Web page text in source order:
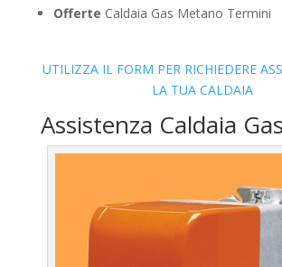
Offerte Caldaia Gas Metano Termini
UTILIZZA IL FORM PER RICHIEDERE
LA TUA CALDAIA
Assistenza Caldaia